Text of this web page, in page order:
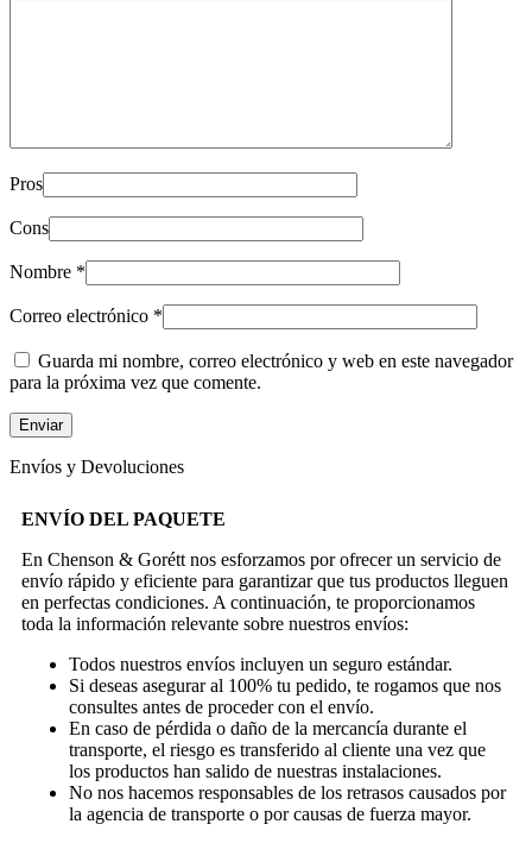
Pros
Cons
Nombre *
Correo electrónico *
Guarda mi nombre, correo electrónico y web en este navegador
para la próxima vez que comente.
Envíos y Devoluciones
ENVÍO DEL PAQUETE
En Chenson & Gorétt nos esforzamos por ofrecer un servicio de
envío rápido y eficiente para garantizar que tus productos lleguen
en perfectas condiciones. A continuación, te proporcionamos
toda la información relevante sobre nuestros envíos:
Todos nuestros envíos incluyen un seguro estándar.
Si deseas asegurar al 100% tu pedido, te rogamos que nos
consultes antes de proceder con el envío.
En caso de pérdida o daño de la mercancía durante el
transporte, el riesgo es transferido al cliente una vez que
los productos han salido de nuestras instalaciones.
No nos hacemos responsables de los retrasos causados por
la agencia de transporte o por causas de fuerza mayor.